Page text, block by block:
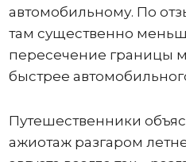
автомобильному. По
там существенно
пересечение границы
быстрее
Путешественники
ажиотаж разгаром